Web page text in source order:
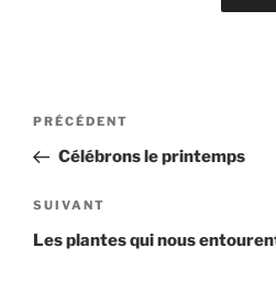
Navigation
l’article
Article
précédent
PRÉCÉDENT
Célébrons le printemps
Article
suivant
SUIVANT
Les plantes qui nous